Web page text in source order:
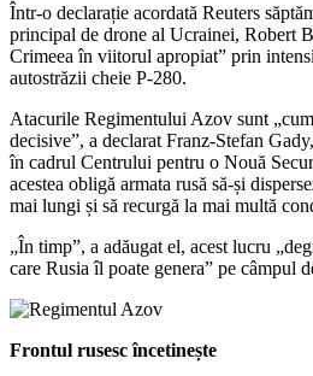
Într-o declarație acordată Reuters
principal de drone al Ucrainei, Robert
Crimeea în viitorul apropiat” prin
autostrăzii cheie P-280.
Atacurile Regimentului Azov sunt
decisive”, a declarat Franz-Stefan
în cadrul Centrului pentru o Nouă
acestea obligă armata rusă să-și
mai lungi și să recurgă la mai multă
„În timp”, a adăugat el, acest lucru
care Rusia îl poate genera” pe câmpul
Frontul rusesc încetinește